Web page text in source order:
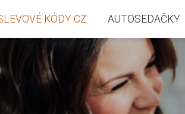
KÓDY CZ AUTOSEDAČKY